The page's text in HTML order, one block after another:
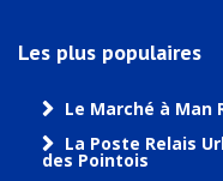
Les plus populaires
Le Marché à Man
La Poste Relais
des Pointois